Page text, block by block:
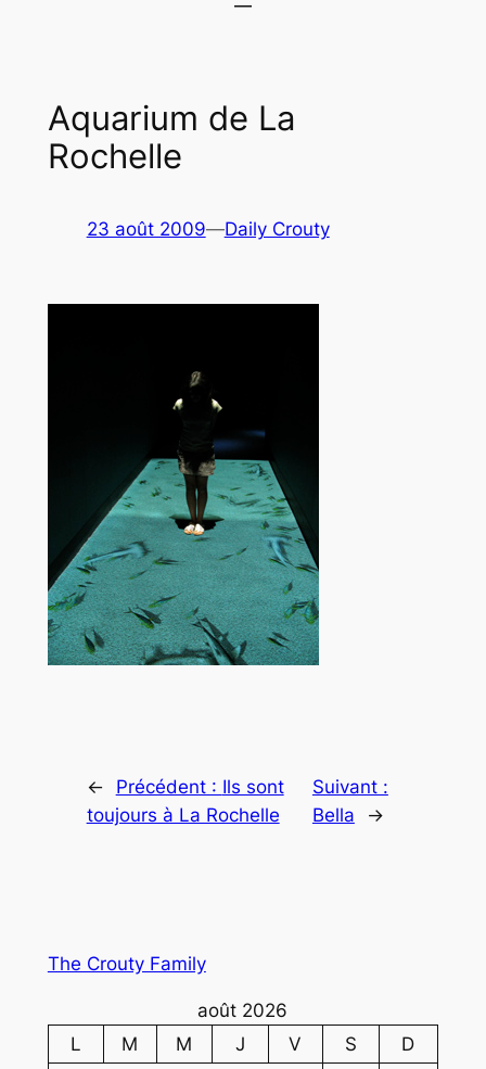
Aquarium de La
Rochelle
23 août 2009—Daily Crouty
← Précédent : Ils sont
toujours à La Rochelle
Suivant :
Bella
→
The Crouty Family
août 2026
L
M M J V S
D